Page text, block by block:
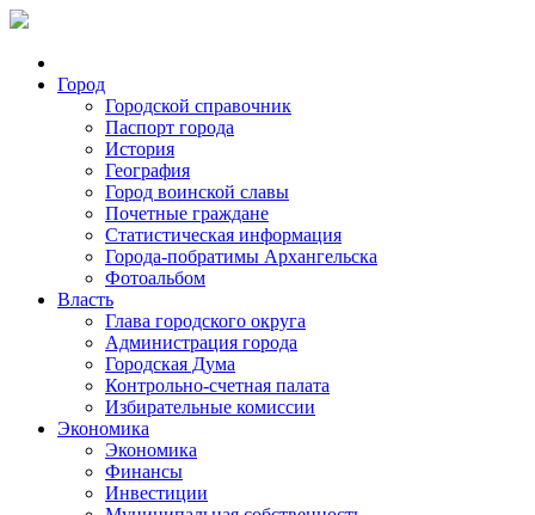
Город
Городской справочник
Паспорт города
История
География
Город воинской славы
Почетные граждане
Статистическая информация
Города-побратимы Архангельска
Фотоальбом
Власть
Глава городского округа
Администрация города
Городская Дума
Контрольно-счетная палата
Избирательные комиссии
Экономика
Экономика
Финансы
Инвестиции